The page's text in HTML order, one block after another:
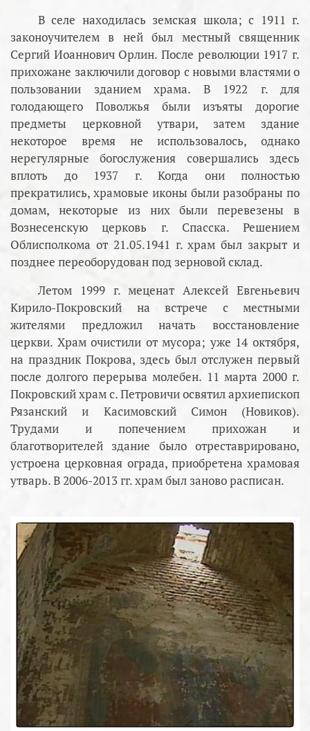
В селе находилась земская школа; с 1911 г.
законоучителем в ней был местный священник
Сергий Иоаннович Орлин. После революции 1917 г.
прихожане заключили договор с новыми властями о
пользовании зданием храма. В 1922 г. для
голодающего Поволжья были изъяты дорогие
предметы церковной утвари, затем здание
некоторое время не использовалось, однако
нерегулярные богослужения совершались здесь
вплоть до 1937 г. Когда они полностью
прекратились, храмовые иконы были разобраны по
домам, некоторые из них были перевезены в
Вознесенскую церковь г. Спасска. Решением
Облисполкома от 21.05.1941 г. храм был закрыт и
позднее переоборудован под зерновой склад.
Летом 1999 г. меценат Алексей Евгеньевич
Кирило-Покровский на встрече с местными
жителями предложил начать восстановление
церкви. Храм очистили от мусора; уже 14 октября,
на праздник Покрова, здесь был отслужен первый
после долгого перерыва молебен. 11 марта 2000 г.
Покровский храм с. Петровичи освятил архиепископ
Рязанский и Касимовский Симон (Новиков).
Трудами и попечением прихожан и
благотворителей здание было отреставрировано,
устроена церковная ограда, приобретена храмовая
утварь. В 2006-2013 гг. храм был заново расписан.